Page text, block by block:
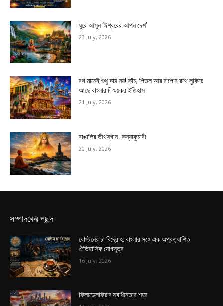
ঘুরে আসুন ‘ঈশ্বরের আপন দেশ’
23 July, 2026
রথ মানেই শুধু কাঠ নয়! কাঁচ, পিতল আর রূপোর রথে লুকিয়ে
আছে বাংলার বিস্ময়কর ইতিহাস
21 July, 2026
বাঙালির তীর্থস্থান -কন্যাকুমারী
20 July, 2026
সম্পাদকের পছন্দ
বোস্টনের চা বিদ্রোহ: বাংলার সঙ্গে এক অপ্রত্যাশিত
ঐতিহাসিক যোগসূত্র
16 July, 2026
ফিলাডেলফিয়ার স্বাধীনতার শহর